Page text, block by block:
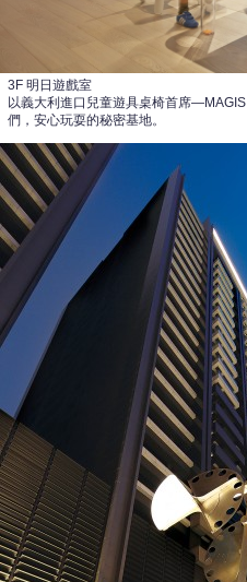
3F 明日遊戲室
以義大利進口兒童遊具桌椅首席
們，安心玩耍的秘密基地。